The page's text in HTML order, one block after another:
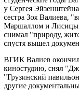
у Сергея
сестра Зоя Валиева,
Маршаллом и
снимал "природу,
спустя вышел
ВГИК Валиев окончил
киностудию, снял
"Грузинский
другие